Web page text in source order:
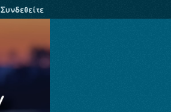
Συνδεθείτε